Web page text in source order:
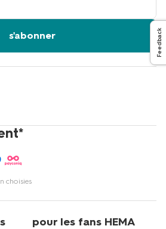
choisies
s'abonner
pour les fans HEMA
Feedback